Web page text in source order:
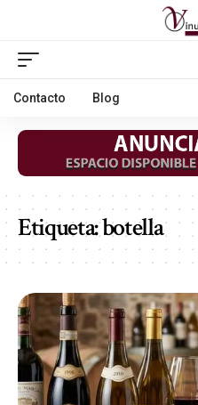
Contacto Blog
Etiqueta:botella